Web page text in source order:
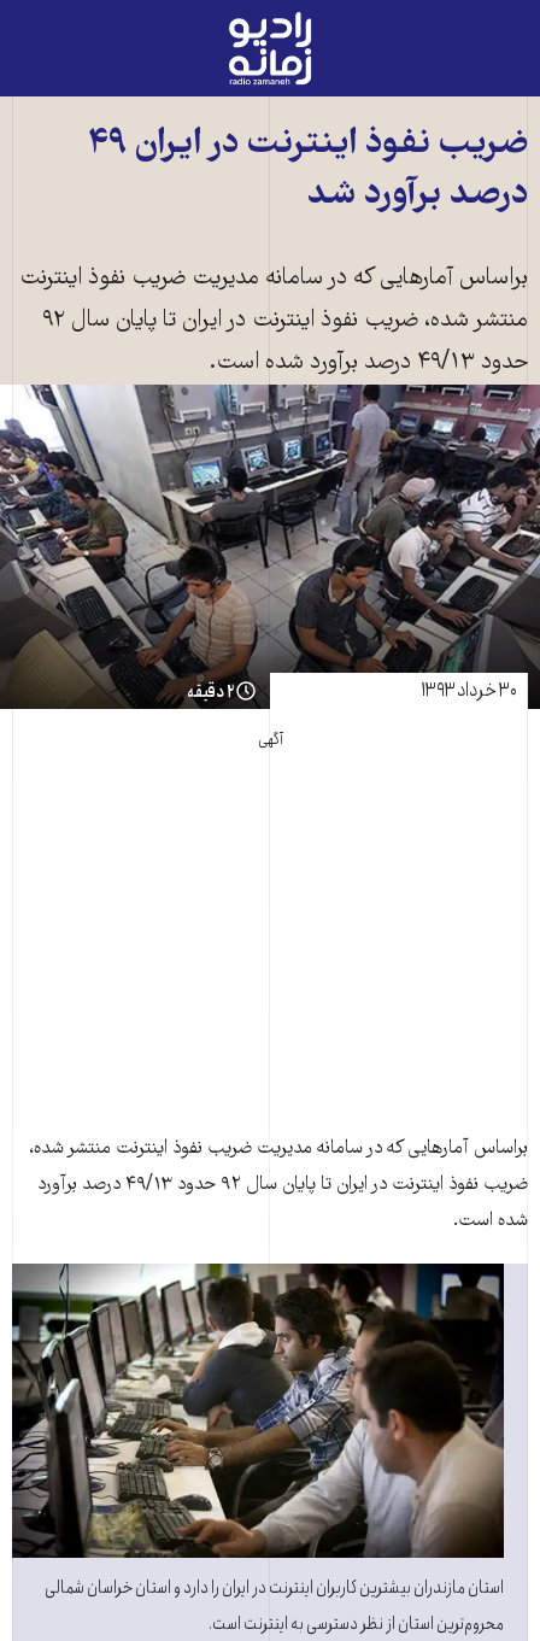
رادیو
زمانه
صفحه
اصلی
ضریب نفوذ اینترنت در ایران ۴۹
درصد برآورد شد
براساس آمارهايی که در سامانه مديريت ضريب نفوذ اينترنت
منتشر شده، ضريب نفوذ اينترنت در ايران تا پايان سال ۹۲
حدود ۴۹/۱۳ درصد برآورد شده است.
۳۰ خرداد ۱۳۹۳ ۲ دقیقه
آگهی
براساس آمارهايی که در سامانه مديريت ضريب نفوذ اينترنت منتشر شده،
ضريب نفوذ اينترنت در ايران تا پايان سال ۹۲ حدود ۴۹/۱۳ درصد برآورد
شده است.
استان مازندران بيشترين کاربران اينترنت در ايران را دارد و استان خراسان شمالی
محروم‌ترين استان از نظر دسترسی به اينترنت است.